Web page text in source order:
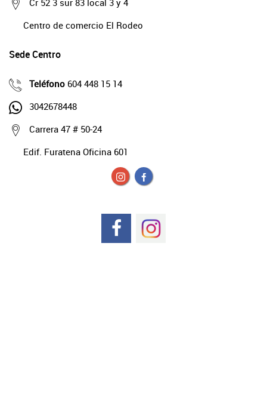
Cr 52 3 sur 83 local 3 y 4
Centro de comercio El Rodeo
Sede Centro
Teléfono 604 448 15 14
3042678448
Carrera 47 # 50-24
Edif. Furatena Oficina 601